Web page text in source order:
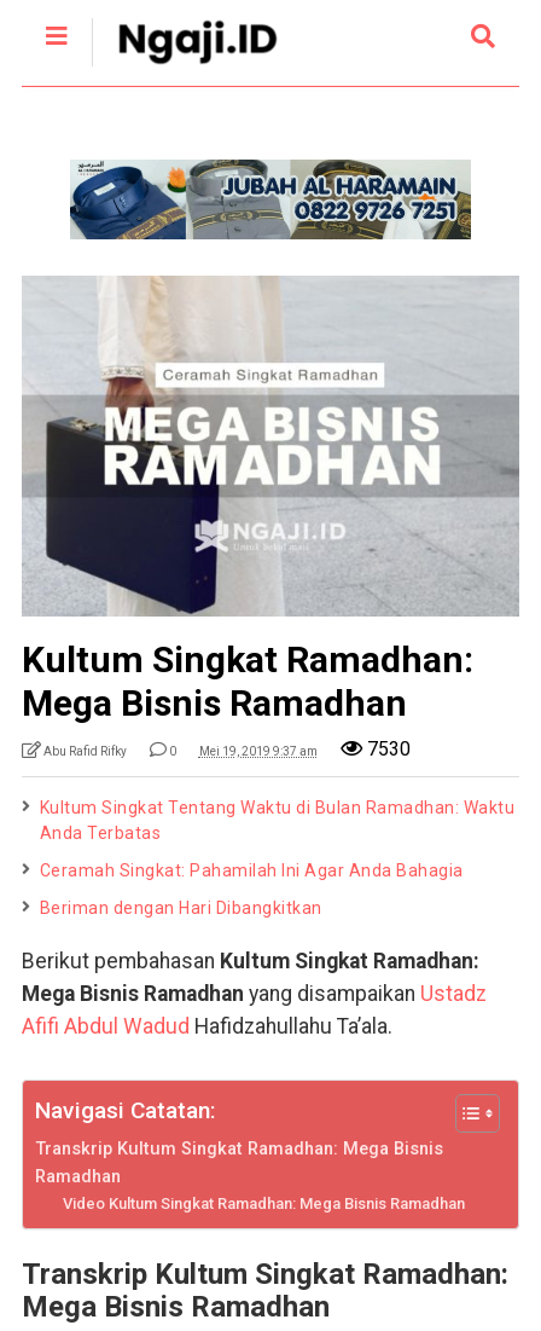
Kultum Singkat Ramadhan:
Mega Bisnis Ramadhan
Abu Rafid Rifky 0 Mei 19, 2019 9:37 am 7530
Kultum Singkat Tentang Waktu di Bulan Ramadhan: Waktu
Anda Terbatas
Ceramah Singkat: Pahamilah Ini Agar Anda Bahagia
Beriman dengan Hari Dibangkitkan
Berikut pembahasan Kultum Singkat Ramadhan:
Mega Bisnis Ramadhan yang disampaikan Ustadz
Afifi Abdul Wadud Hafidzahullahu Ta’ala.
Navigasi Catatan:
Transkrip Kultum Singkat Ramadhan: Mega Bisnis
Ramadhan
Video Kultum Singkat Ramadhan: Mega Bisnis Ramadhan
Transkrip Kultum Singkat Ramadhan:
Mega Bisnis Ramadhan